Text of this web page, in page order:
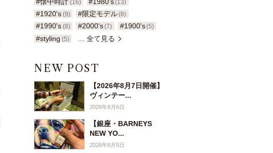
(16) (13)
#1920's (9) #限定モデル(8)
#1990's (8) #2000's(7) #1900's(5)
#styling (5) … 全て見る
NEW POST
【2026年8月7日開催】
ヴィンテー...
2026年8月6日
【銀座・BARNEYS
NEW YO...
2026年8月5日